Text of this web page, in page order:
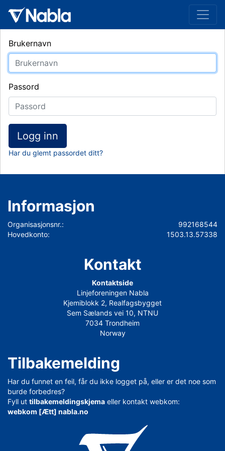
Brukernavn
Passord
Logg inn
Har du glemt passordet ditt?
Informasjon
Organisasjonsnr.:
992168544
Hovedkonto:
1503.13.57338
Kontakt
Kontaktside
Linjeforeningen Nabla
Kjemiblokk 2, Realfagsbygget
Sem Sælands vei 10, NTNU
7034 Trondheim
Norway
Tilbakemelding
Har du funnet en feil, får du ikke logget på, eller er det noe som
burde forbedres?
Fyll ut tilbakemeldingskjema eller kontakt webkom:
webkom [Ætt] nabla.no